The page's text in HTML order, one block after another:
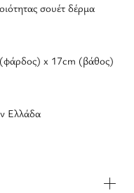
σουέτ δέρμα
x 17cm (βάθος)
Ελλάδα